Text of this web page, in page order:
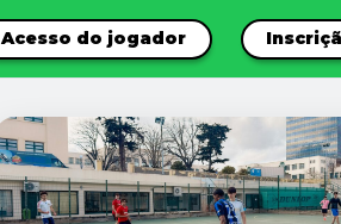
Acesso do jogador